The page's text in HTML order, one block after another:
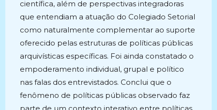
científica, além de perspectivas integradoras
que entendiam a atuação do Colegiado Setorial
como naturalmente complementar ao suporte
oferecido pelas estruturas de políticas públicas
arquivísticas específicas. Foi ainda constatado o
empoderamento individual, grupal e político
nas falas dos entrevistados. Conclui que o
fenômeno de políticas públicas observado faz